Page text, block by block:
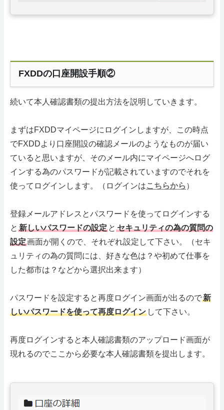
FXDDの口座開設手順②
続いて本人確認書類の提出方法を説明していきます。
まずはFXDDマイページにログインしますが、この時点
でFXDDより口座開設の確認メールのようなものが届い
ていると思いますが、そのメール内にマイページへログ
インする為のパスワードが記載されていますのでそれを
使ってログインします。（ログインはこちらから ）
登録メールアドレスとパスワードを使ってログインする
と 新しいパスワードの設定 と セキュリティの為の質問の
設定画面が開くので、それぞれ設定して下さい。（セキ
ュリティの為の質問には、好きな色は？や初めて仕事を
した都市は？などから選択出来ます）
パスワードを設定すると再度ログイン画面が出るので新
しいパスワードを使って再度ログイン して下さい。
再度ログインすると本人確認書類のアップロード画面が
現れるのでここから必要な本人確認書類を提出します。